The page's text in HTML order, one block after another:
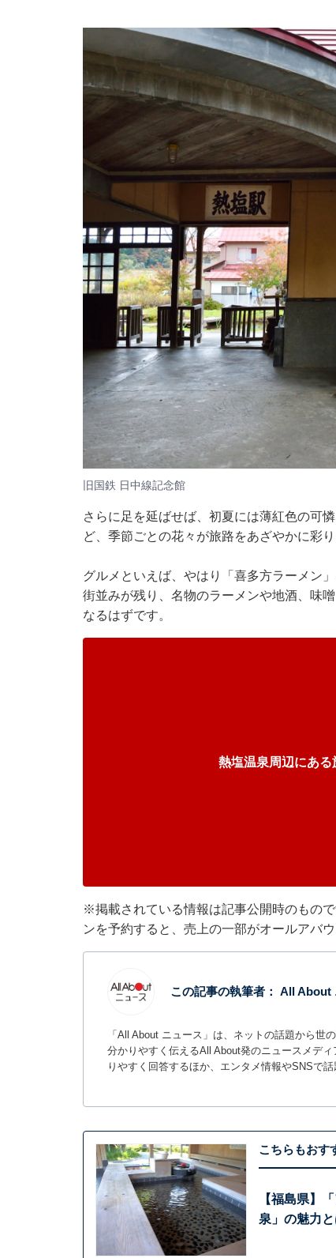
旧国鉄 日中線記念館
さらに足を延ばせば、初夏には薄紅色の可
ど、季節ごとの花々が旅路をあざやかに彩り
グルメといえば、やはり「喜多方ラーメン
街並みが残り、名物のラーメンや地酒、味
なるはずです。
熱塩温泉周辺にあ
※掲載されている情報は記事公開時のもの
ンを予約すると、売上の一部がオールアバ
この記事の執筆者： All About
「All About ニュース」は、ネットの話題から世
分かりやすく伝えるAll About発のニュースメデ
りやすく回答するほか、エンタメ情報やSNSで
こちらもおす
【福島県】
泉」の魅力